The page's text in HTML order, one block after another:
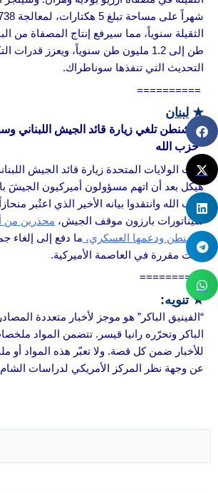
طن إلى 1.2 مليون طن سنوياً، ويعزز
التحديث التي تنفذها سوناطراك.
==========
★ لبنان
واشنطن تلغي زيارة قائد الجيش اللبناني
حزب الله
ألغت الولايات المتحدة زيارة قائد الجيش
هيكل بعد أن اتهم مسؤولون أميركيون الجيشَ
حزب الله وانتقدوا بيانه الأخير الذي اعتُبر
سيناتورات بارزون موقف الجيش، محذرين من
واشنطن ودعمها العسكري، ما دفع إلى إلغاء
كانت مقررة في العاصمة الأميركية.
==========
★ تنويه:
“الفينيق الباكر” هو موجز لأخبار متعددة
الباكر وتحرّره رانيا قيسر. تتضمن المواد
للأخبار ضمن كل قصة. ولا تعبّر هذه المواد أو
عن وجهة نظر المركز الأمريكي لدراسات